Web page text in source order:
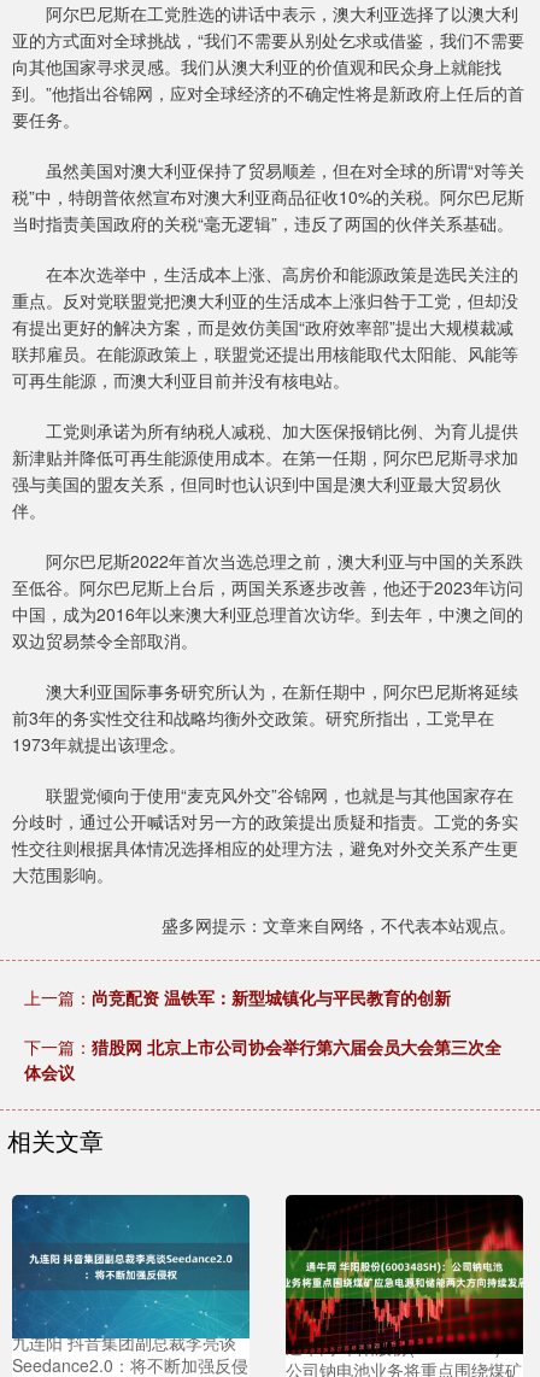
阿尔巴尼斯在工党胜选的讲话中表示，澳大利亚选择了以澳大利
亚的方式面对全球挑战，“我们不需要从别处乞求或借鉴，我们不需要
向其他国家寻求灵感。我们从澳大利亚的价值观和民众身上就能找
到。”他指出谷锦网，应对全球经济的不确定性将是新政府上任后的首
要任务。
虽然美国对澳大利亚保持了贸易顺差，但在对全球的所谓“对等关
税”中，特朗普依然宣布对澳大利亚商品征收10%的关税。阿尔巴尼斯
当时指责美国政府的关税“毫无逻辑”，违反了两国的伙伴关系基础。
在本次选举中，生活成本上涨、高房价和能源政策是选民关注的
重点。反对党联盟党把澳大利亚的生活成本上涨归咎于工党，但却没
有提出更好的解决方案，而是效仿美国“政府效率部”提出大规模裁减
联邦雇员。在能源政策上，联盟党还提出用核能取代太阳能、风能等
可再生能源，而澳大利亚目前并没有核电站。
工党则承诺为所有纳税人减税、加大医保报销比例、为育儿提供
新津贴并降低可再生能源使用成本。在第一任期，阿尔巴尼斯寻求加
强与美国的盟友关系，但同时也认识到中国是澳大利亚最大贸易伙
伴。
阿尔巴尼斯2022年首次当选总理之前，澳大利亚与中国的关系跌
至低谷。阿尔巴尼斯上台后，两国关系逐步改善，他还于2023年访问
中国，成为2016年以来澳大利亚总理首次访华。到去年，中澳之间的
双边贸易禁令全部取消。
澳大利亚国际事务研究所认为，在新任期中，阿尔巴尼斯将延续
前3年的务实性交往和战略均衡外交政策。研究所指出，工党早在
1973年就提出该理念。
联盟党倾向于使用“麦克风外交”谷锦网，也就是与其他国家存在
分歧时，通过公开喊话对另一方的政策提出质疑和指责。工党的务实
性交往则根据具体情况选择相应的处理方法，避免对外交关系产生更
大范围影响。
盛多网提示：文章来自网络，不代表本站观点。
上一篇： 尚竞配资 温铁军：新型城镇化与平民教育的创新
下一篇： 猎股网 北京上市公司协会举行第六届会员大会第三次全
体会议
相关文章
九连阳 抖音集团副总裁李亮谈
Seedance2.0：将不断加强反侵
通牛网 华阳股份(600348SH)：
公司钠电池业务将重点围绕煤矿